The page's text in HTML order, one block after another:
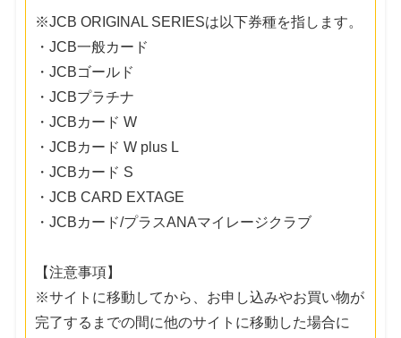
※JCB ORIGINAL SERIESは以下券種を指します。
・JCB一般カード
・JCBゴールド
・JCBプラチナ
・JCBカード W
・JCBカード W plus L
・JCBカード S
・JCB CARD EXTAGE
・JCBカード/プラスANAマイレージクラブ
【注意事項】
※サイトに移動してから、お申し込みやお買い物が
完了するまでの間に他のサイトに移動した場合に